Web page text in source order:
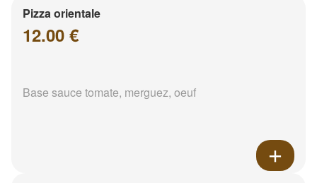
Pizza orientale
12.00 €
Base sauce tomate, merguez, oeuf